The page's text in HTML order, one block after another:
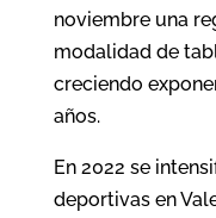
noviembre una
modalidad de
creciendo
años.
En 2022 se
deportivas en